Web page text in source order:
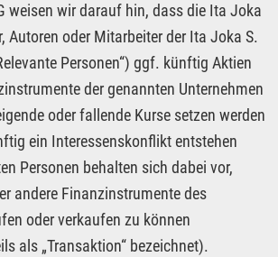
weisen wir darauf hin, dass die Ita Joka
Autoren oder Mitarbeiter der Ita Joka S.
Personen“) ggf. künftig Aktien
der genannten Unternehmen
oder fallende Kurse setzen werden
ein Interessenskonflikt entstehen
Personen behalten sich dabei vor,
andere Finanzinstrumente des
oder verkaufen zu können
als „Transaktion“ bezeichnet).